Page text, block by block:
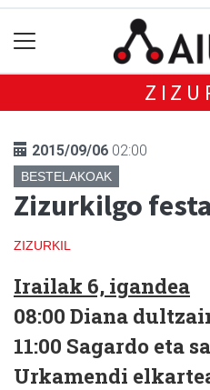
2015/09/06 02:00
BESTELAKOAK
Zizurkilgo
ZIZURKIL
Irailak 6, igandea
08:00 Diana
11:00 Sagardo eta
Urkamendi